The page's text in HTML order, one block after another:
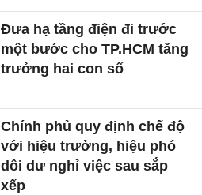
Đưa hạ tầng điện đi trước
một bước cho TP.HCM tăng
trưởng hai con số
Chính phủ quy định chế độ
với hiệu trưởng, hiệu phó
dôi dư nghỉ việc sau sắp
xếp